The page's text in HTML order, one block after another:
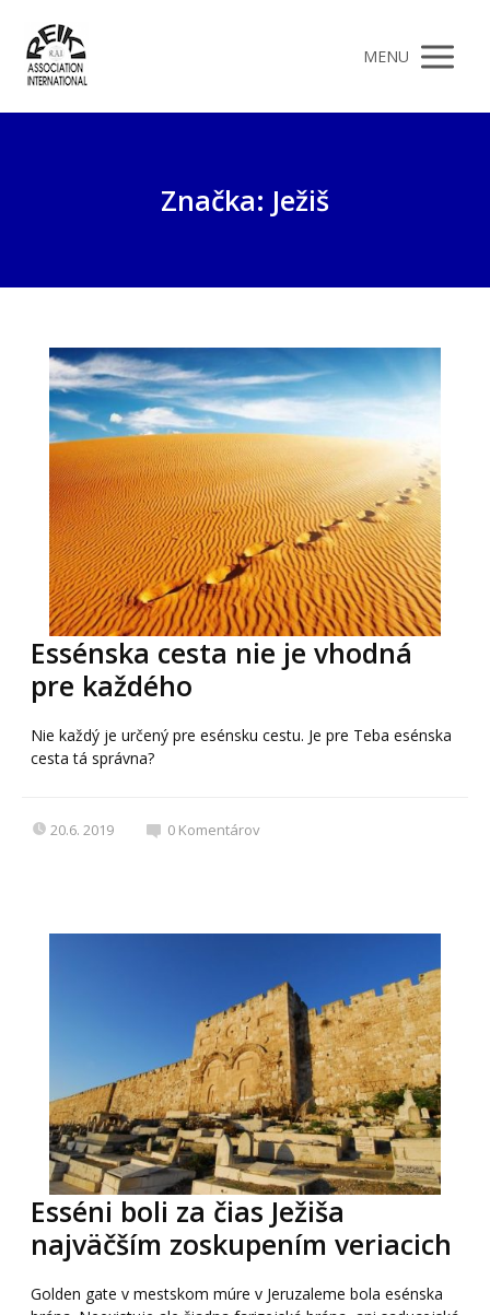
MENU
Značka: Ježiš
Essénska cesta nie je vhodná
pre každého
Nie každý je určený pre esénsku cestu. Je pre Teba esénska
cesta tá správna?
20.6. 2019 0 Komentárov
Esséni boli za čias Ježiša
najväčším zoskupením veriacich
Golden gate v mestskom múre v Jeruzaleme bola esénska